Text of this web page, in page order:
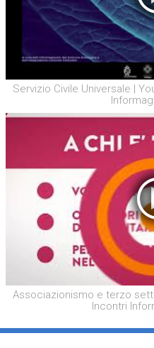
Servizio Civile Universale |
Associazionismo e terzo
Incontri